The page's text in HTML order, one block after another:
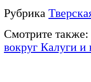
Рубрика
Смотрите также:
вокруг Калуги и